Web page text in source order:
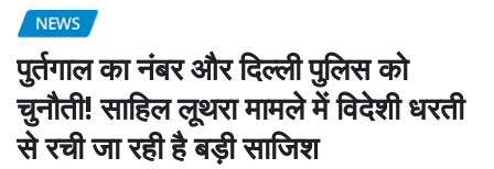
NEWS
पुर्तगाल का नंबर और दिल्ली पुलिस को
चुनौती! साहिल लूथरा मामले में विदेशी धरती
से रची जा रही है बड़ी साजिश